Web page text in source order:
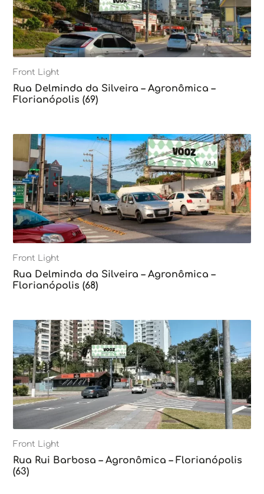
Front Light
Rua Delminda da Silveira – Agronômica –
Florianópolis (69)
Front Light
Rua Delminda da Silveira – Agronômica –
Florianópolis (68)
Front Light
Rua Rui Barbosa – Agronômica – Florianópolis
(63)